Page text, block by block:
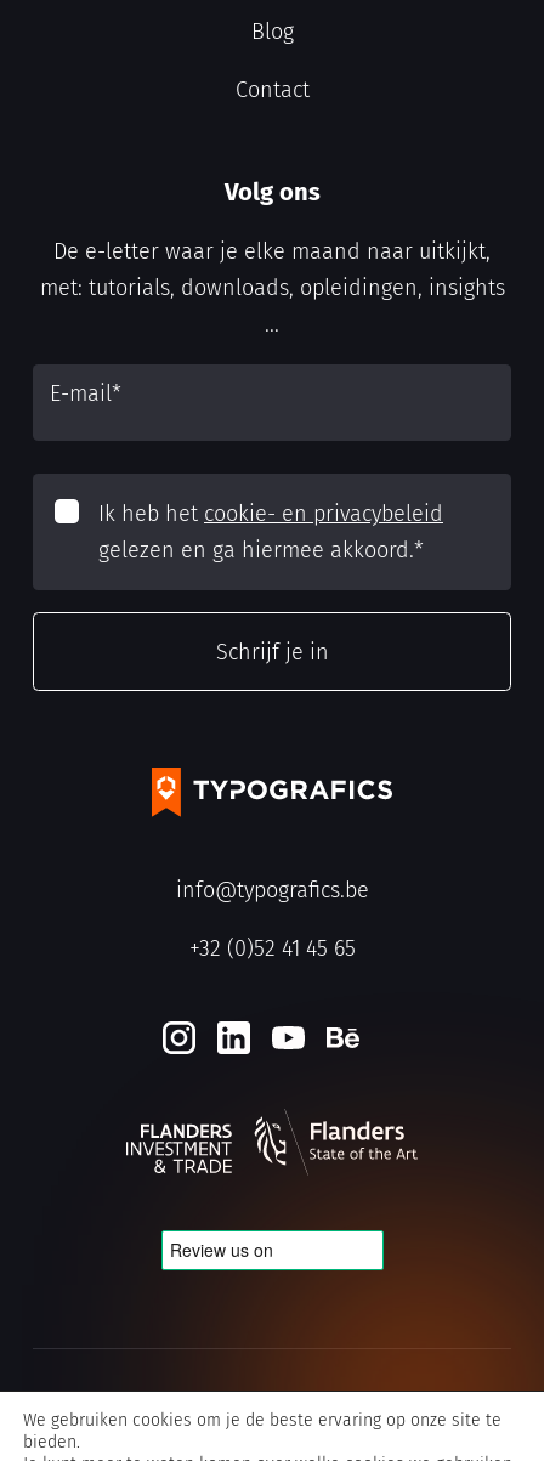
info@typografics.be
+32 (0)52 41 45 65
Blog
Contact
Volg ons
De e-letter waar je elke maand naar uitkijkt,
met: tutorials, downloads, opleidingen, insights
...
E-mail*
Ik heb het cookie- en privacybeleid
gelezen en ga hiermee akkoord.*
Algemene voorwaarden Typografics
We gebruiken cookies om je de beste ervaring op onze site te
bieden.